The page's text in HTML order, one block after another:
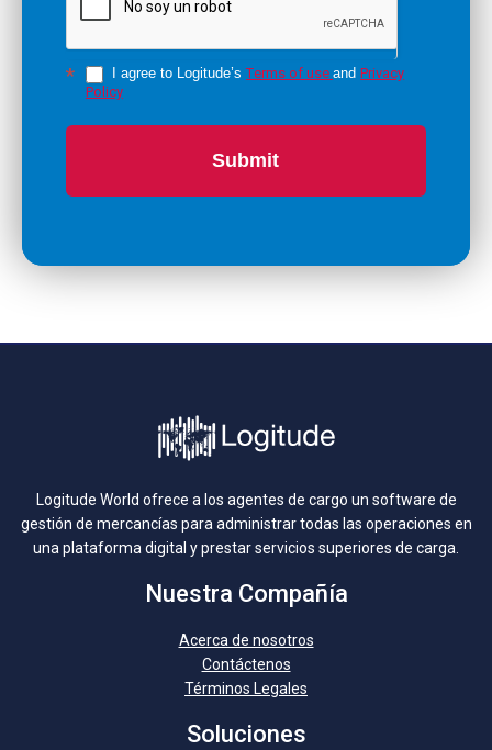
* I agree to Logitude’sТerms of use and Privacy
Policy
Submit
Logitude World ofrece a los agentes de cargo un software de
gestión de mercancías para administrar todas las operaciones en
una plataforma digital y prestar servicios superiores de carga.
Nuestra Compañía
Acerca de nosotros
Contáctenos
Términos Legales
Soluciones